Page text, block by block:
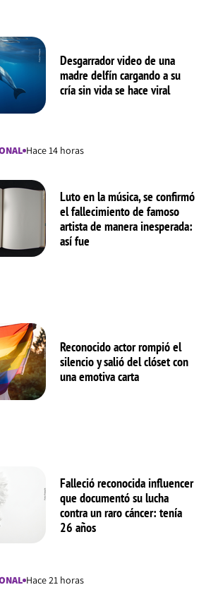
Desgarrador video de una
madre delfín cargando a su
cría sin vida se hace viral
Hace 14 horas
Luto en la música, se confirmó
el fallecimiento de famoso
artista de manera inesperada:
así fue
Reconocido actor rompió el
silencio y salió del clóset con
una emotiva carta
Falleció reconocida influencer
que documentó su lucha
contra un raro cáncer: tenía
26 años
Hace 21 horas